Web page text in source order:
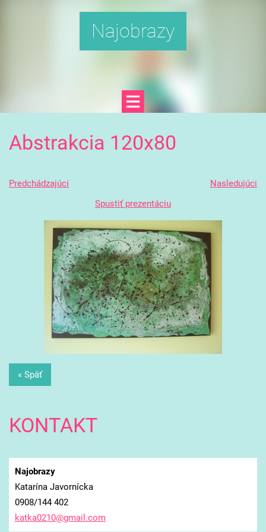
Najobrazy
Abstrakcia 120x80
Predchádzajúci
Nasledujúci
Spustiť prezentáciu
« Späť
KONTAKT
Najobrazy
Katarína Javornícka
0908/144 402
katka0210@gmail.com